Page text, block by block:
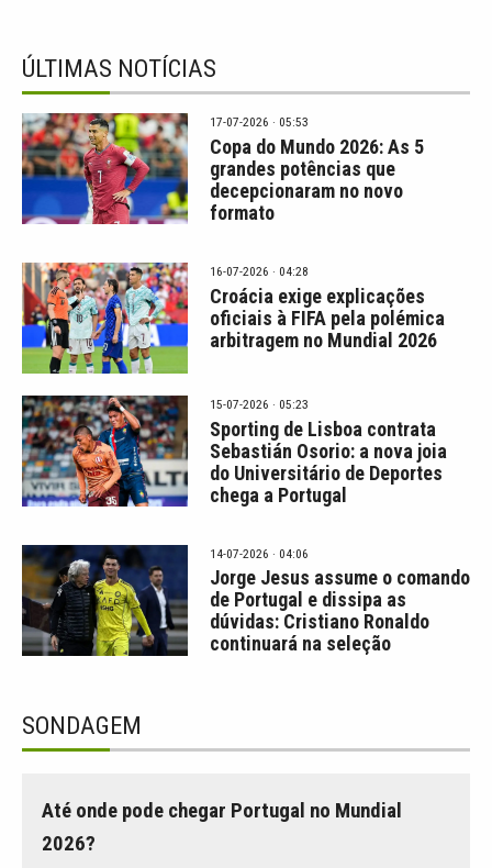
ÚLTIMAS NOTÍCIAS
17-07-2026 · 05:53
Copa do Mundo 2026: As 5
grandes potências que
decepcionaram no novo
formato
16-07-2026 · 04:28
Croácia exige explicações
oficiais à FIFA pela polémica
arbitragem no Mundial 2026
15-07-2026 · 05:23
Sporting de Lisboa contrata
Sebastián Osorio: a nova joia
do Universitário de Deportes
chega a Portugal
14-07-2026 · 04:06
Jorge Jesus assume o comando
de Portugal e dissipa as
dúvidas: Cristiano Ronaldo
continuará na seleção
SONDAGEM
Até onde pode chegar Portugal no Mundial
2026?